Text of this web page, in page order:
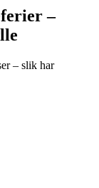
–
– slik har